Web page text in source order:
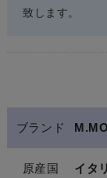
致します。
ブランド
原産国 イタ